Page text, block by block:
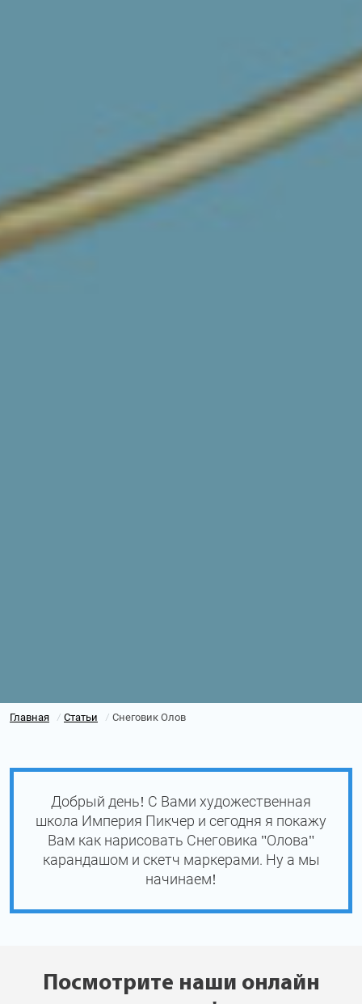
Главная / Статьи / Снеговик Олов
Добрый день! С Вами художественная
школа Империя Пикчер и сегодня я покажу
Вам как нарисовать Снеговика "Олова"
карандашом и скетч маркерами. Ну а мы
начинаем!
Посмотрите наши онлайн